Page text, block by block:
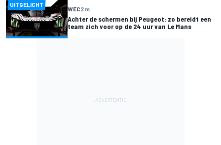
UITGELICHT
WEC2 m
Achter de schermen bij Peugeot: zo bereidt een
team zich voor op de 24 uur van Le Mans